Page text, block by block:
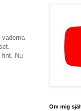
fint. Nu
Om mig